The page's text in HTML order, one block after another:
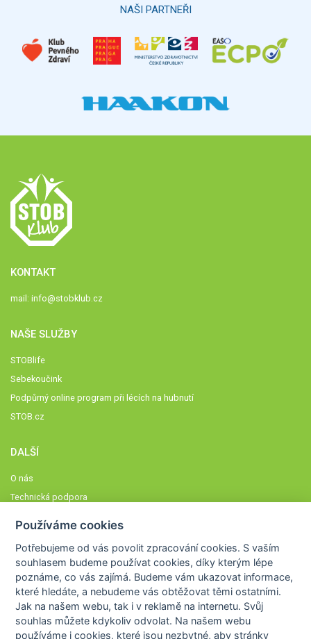
NAŠI PARTNEŘI
KONTAKT
mail: info@stobklub.cz
NAŠE SLUŽBY
STOBlife
Sebekoučink
Podpůrný online program při lécích na hubnutí
STOB.cz
DALŠÍ
O nás
Technická podpora
Členové STOBklubu
Zásady nakládání s osobními údaji
Otestujte se
Spočítejte si
Výzva 52
Používáme cookies
Potřebujeme od vás povolit zpracování cookies. S vaším
souhlasem budeme používat cookies, díky kterým lépe
poznáme,co vás zajímá. Budeme vám ukazovat informace,
které hledáte, a nebudeme vás obtěžovat těmi ostatními.
Jak na našem webu, tak i v reklamě na internetu. Svůj
souhlas můžete kdykoliv odvolat. Na našem webu
používáme i cookies, které jsou nezbytné, aby stránky